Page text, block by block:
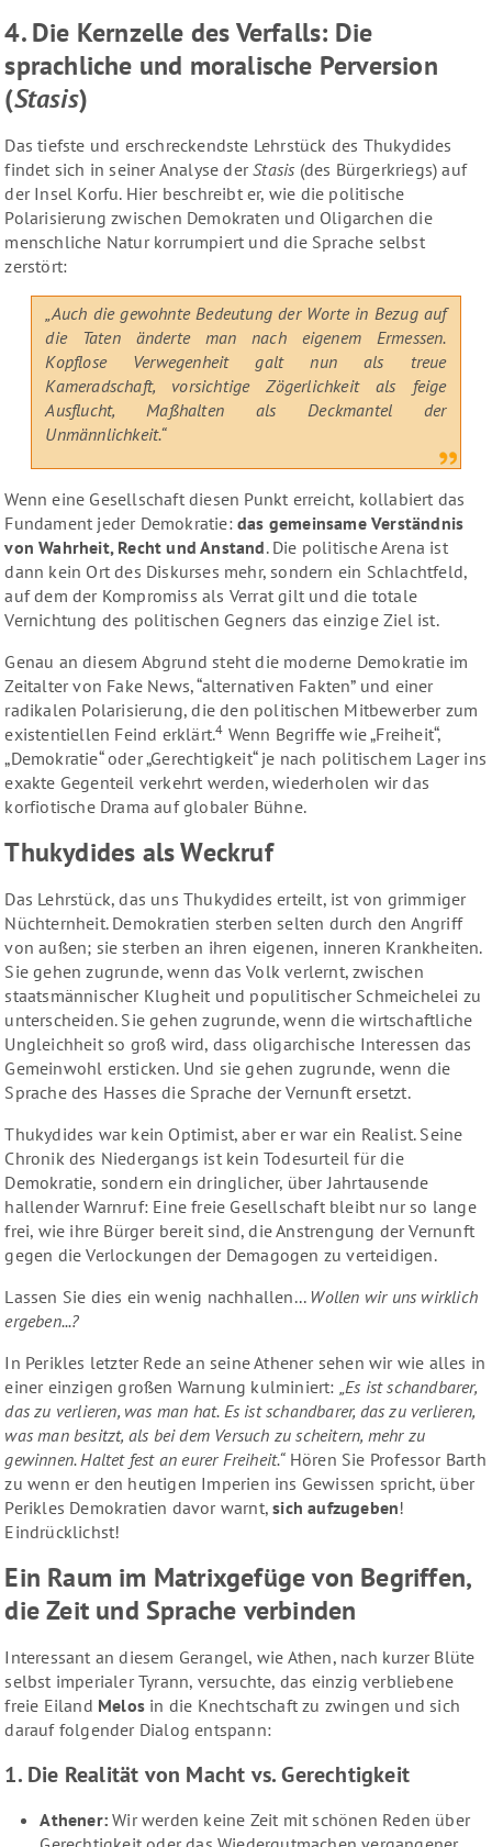
4. Die Kernzelle des Verfalls: Die
sprachliche und moralische Perversion
(Stasis)
Das tiefste und erschreckendste Lehrstück des Thukydides
findet sich in seiner Analyse derStasis (des Bürgerkriegs) auf
der Insel Korfu. Hier beschreibt er, wie die politische
Polarisierung zwischen Demokraten und Oligarchen die
menschliche Natur korrumpiert und die Sprache selbst
zerstört:
„Auch die gewohnte Bedeutung der Worte in Bezug auf
die Taten änderte man nach eigenem Ermessen.
Kopflose Verwegenheit galt nun als treue
Kameradschaft, vorsichtige Zögerlichkeit als feige
Ausflucht, Maßhalten als Deckmantel der
Unmännlichkeit.“
Wenn eine Gesellschaft diesen Punkt erreicht, kollabiert das
Fundament jeder Demokratie:das gemeinsame Verständnis
von Wahrheit, Recht und Anstand. Die politische Arena ist
dann kein Ort des Diskurses mehr, sondern ein Schlachtfeld,
auf dem der Kompromiss als Verrat gilt und die totale
Vernichtung des politischen Gegners das einzige Ziel ist.
Genau an diesem Abgrund steht die moderne Demokratie im
Zeitalter von Fake News, “alternativen Fakten” und einer
radikalen Polarisierung, die den politischen Mitbewerber zum
existentiellen Feind erklärt.4 Wenn Begriffe wie „Freiheit“,
„Demokratie“ oder „Gerechtigkeit“ je nach politischem Lager ins
exakte Gegenteil verkehrt werden, wiederholen wir das
korfiotische Drama auf globaler Bühne.
Thukydides als Weckruf
Das Lehrstück, das uns Thukydides erteilt, ist von grimmiger
Nüchternheit. Demokratien sterben selten durch den Angriff
von außen; sie sterben an ihren eigenen, inneren Krankheiten.
Sie gehen zugrunde, wenn das Volk verlernt, zwischen
staatsmännischer Klugheit und populitischer Schmeichelei zu
unterscheiden. Sie gehen zugrunde, wenn die wirtschaftliche
Ungleichheit so groß wird, dass oligarchische Interessen das
Gemeinwohl ersticken. Und sie gehen zugrunde, wenn die
Sprache des Hasses die Sprache der Vernunft ersetzt.
Thukydides war kein Optimist, aber er war ein Realist. Seine
Chronik des Niedergangs ist kein Todesurteil für die
Demokratie, sondern ein dringlicher, über Jahrtausende
hallender Warnruf: Eine freie Gesellschaft bleibt nur so lange
frei, wie ihre Bürger bereit sind, die Anstrengung der Vernunft
gegen die Verlockungen der Demagogen zu verteidigen.
Lassen Sie dies ein wenig nachhallen... Wollen wir uns wirklich
ergeben...?
In Perikles letzter Rede an seine Athener sehen wir wie alles in
einer einzigen großen Warnung kulminiert: „Es ist schandbarer,
das zu verlieren, was man hat. Es ist schandbarer, das zu verlieren,
was man besitzt, als bei dem Versuch zu scheitern, mehr zu
gewinnen. Haltet fest an eurer Freiheit.“Hören Sie Professor Barth
zu wenn er den heutigen Imperien ins Gewissen spricht, über
Perikles Demokratien davor warnt,sich aufzugeben!
Eindrücklichst!
Ein Raum im Matrixgefüge von Begriffen,
die Zeit und Sprache verbinden
Interessant an diesem Gerangel, wie Athen, nach kurzer Blüte
selbst imperialer Tyrann, versuchte, das einzig verbliebene
freie Eiland Melos in die Knechtschaft zu zwingen und sich
darauf folgender Dialog entspann:
1. Die Realität von Macht vs. Gerechtigkeit
Athener: Wir werden keine Zeit mit schönen Reden über